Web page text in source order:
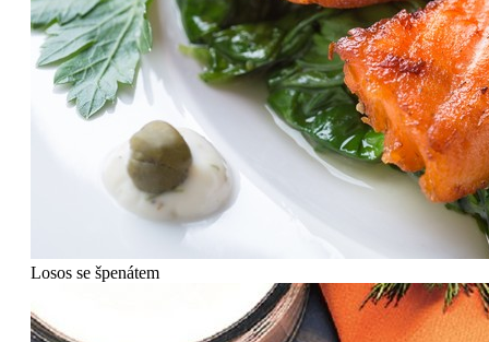
Losos se špenátem